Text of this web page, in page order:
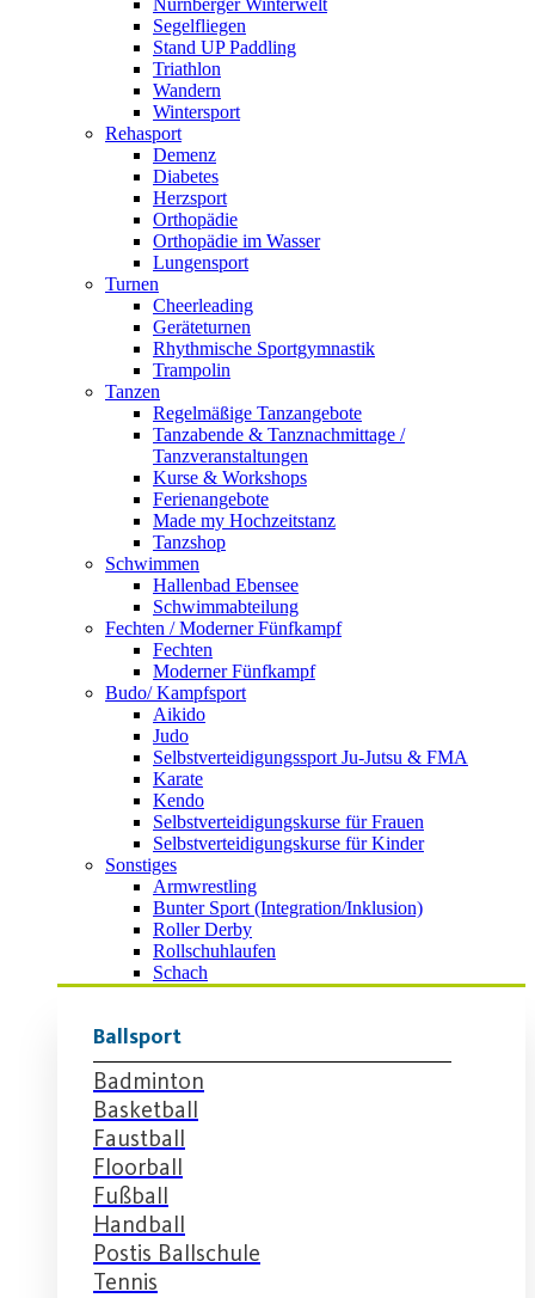
Segelfliegen
Stand UP Paddling
Triathlon
Wandern
Wintersport
Rehasport
Demenz
Diabetes
Herzsport
Orthopädie
Orthopädie im Wasser
Lungensport
Turnen
Cheerleading
Geräteturnen
Rhythmische Sportgymnastik
Trampolin
Tanzen
Regelmäßige Tanzangebote
Tanzabende & Tanznachmittage /
Tanzveranstaltungen
Kurse & Workshops
Ferienangebote
Made my Hochzeitstanz
Tanzshop
Schwimmen
Hallenbad Ebensee
Schwimmabteilung
Fechten / Moderner Fünfkampf
Fechten
Moderner Fünfkampf
Budo/ Kampfsport
Aikido
Judo
Selbstverteidigungssport Ju-Jutsu & FMA
Karate
Kendo
Selbstverteidigungskurse für Frauen
Selbstverteidigungskurse für Kinder
Sonstiges
Armwrestling
Bunter Sport (Integration/Inklusion)
Roller Derby
Rollschuhlaufen
Schach
Ballsport
Badminton
Basketball
Faustball
Floorball
Fußball
Handball
Postis Ballschule
Tennis